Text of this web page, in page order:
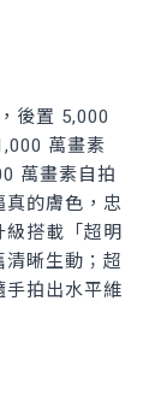
後置 5,000
萬畫素
萬畫素自拍
的膚色，忠
搭載「超明
晰生動；超
手拍出水平維